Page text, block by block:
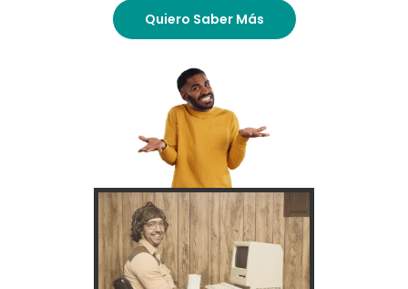
Quiero Saber Más